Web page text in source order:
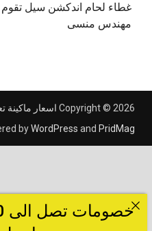
غطاء لحام اندكشن سيل تقوم
مهندس منسى
Copyright © 2026اسعار ماكينة
byWordPressandPridMag